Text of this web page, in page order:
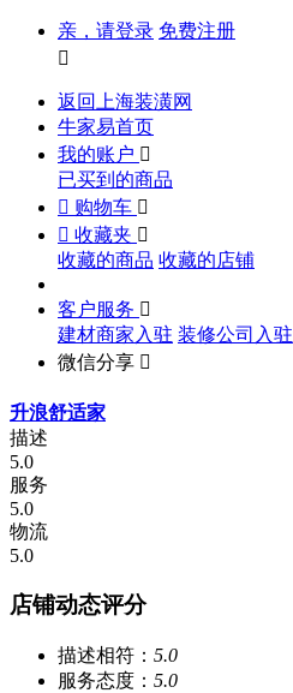
亲，请登录 免费注册

返回上海装潢网
牛家易首页
我的账户 
已买到的商品
 购物车 
 收藏夹 
收藏的商品 收藏的店铺
客户服务 
建材商家入驻 装修公司入驻
微信分享 
升浪舒适家
描述
5.0
服务
5.0
物流
5.0
店铺动态评分
描述相符： 5.0
服务态度： 5.0